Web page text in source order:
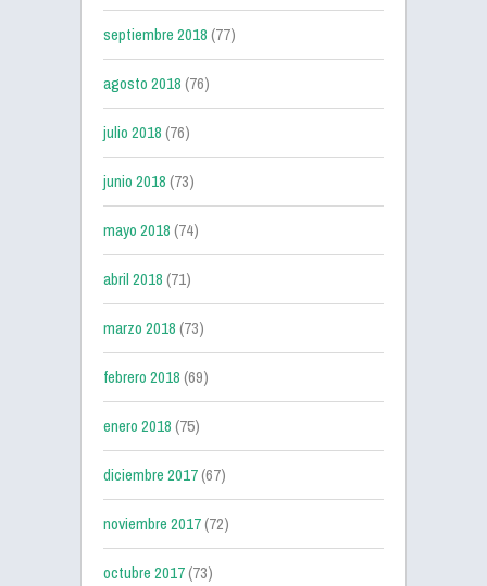
septiembre 2018(77)
agosto 2018(76)
julio 2018(76)
junio 2018(73)
mayo 2018(74)
abril 2018(71)
marzo 2018(73)
febrero 2018(69)
enero 2018(75)
diciembre 2017(67)
noviembre 2017(72)
octubre 2017(73)